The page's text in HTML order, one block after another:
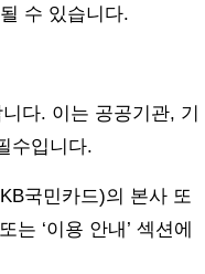
수 있습니다.
다. 이는 공공기관, 기
수입니다.
국민카드)의 본사 또
는 ‘이용 안내’ 섹션에